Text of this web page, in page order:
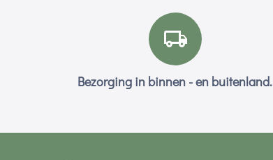
Bezorging in binnen - en buitenland.